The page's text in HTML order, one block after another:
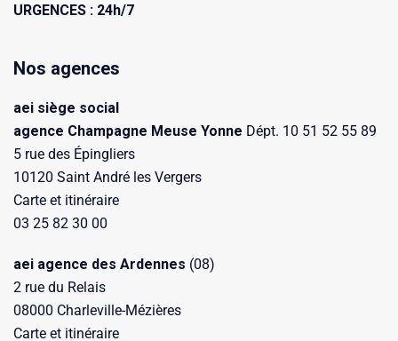
URGENCES : 24h/7
Nos agences
aei siège social
agence Champagne Meuse Yonne Dépt. 10 51 52 55 89
5 rue des Épingliers
10120 Saint André les Vergers
Carte et itinéraire
03 25 82 30 00
aei agence des Ardennes (08)
2 rue du Relais
08000 Charleville-Mézières
Carte et itinéraire